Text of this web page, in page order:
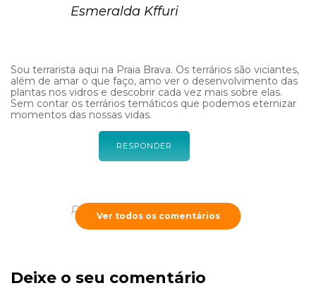
Esmeralda Kffuri
Sou terrarista aqui na Praia Brava. Os terrários são viciantes,
além de amar o que faço, amo ver o desenvolvimento das
plantas nos vidros e descobrir cada vez mais sobre elas.
Sem contar os terrários temáticos que podemos eternizar
momentos das nossas vidas.
RESPONDER
Renata Almeida
Onde eu compro essas plantas e musgos ,faço ternários ,
porém aqui não consigo achar , e vidro fechado tbem e
Ver todos os comentários
Deixe o seu comentário